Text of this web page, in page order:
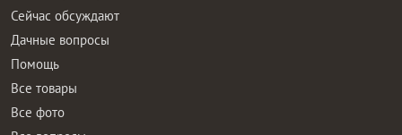
Сейчас обсуждают
Дачные вопросы
Помощь
Все товары
Все фото